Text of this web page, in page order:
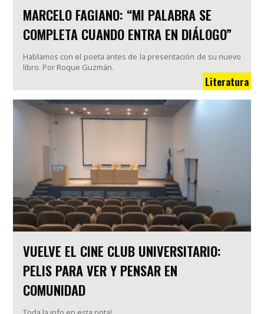
MARCELO FAGIANO: “MI PALABRA SE
COMPLETA CUANDO ENTRA EN DIÁLOGO”
Hablamos con el poeta antes de la presentación de su nuevo
libro. Por Roque Guzmán.
Literatura
VUELVE EL CINE CLUB UNIVERSITARIO:
PELIS PARA VER Y PENSAR EN
COMUNIDAD